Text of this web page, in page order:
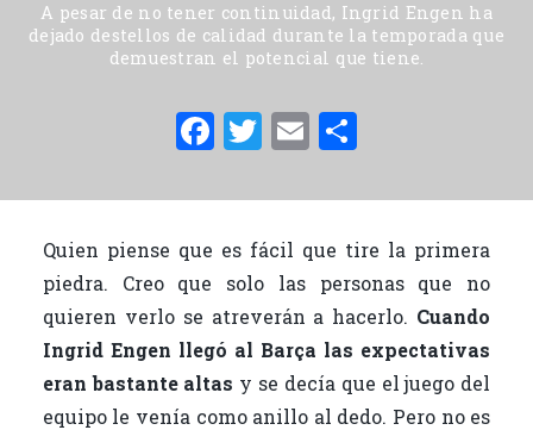
A pesar de no tener continuidad, Ingrid Engen ha
dejado destellos de calidad durante la temporada que
demuestran el potencial que tiene.
F
c
e
b
o
o
k
T
it
te
r
E
ai
l
m
p
ar
ti
r
Quien piense que es fácil que tire la primera
piedra. Creo que solo las personas que no
quieren verlo se atreverán a hacerlo. Cuando
Ingrid Engen llegó al Barça las expectativas
eran bastante altas y se decía que el juego del
equipo le venía como anillo al dedo. Pero no es